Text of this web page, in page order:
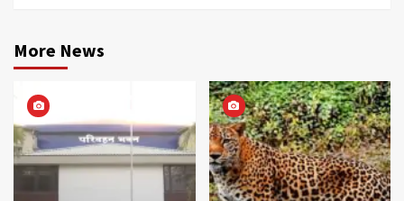
More News